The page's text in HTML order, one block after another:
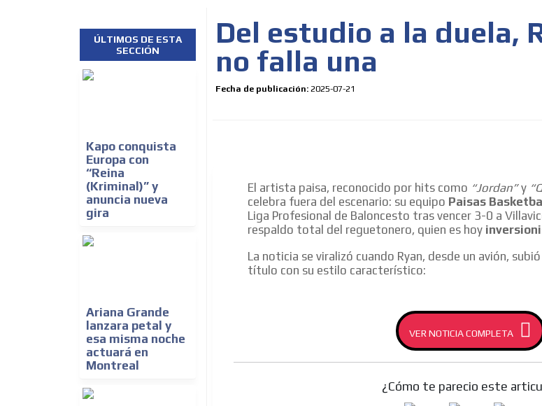
ÚLTIMOS DE ESTA
SECCIÓN
Kapo conquista
Europa con
“Reina
(Kriminal)” y
anuncia nueva
gira
Ariana Grande
lanzara petal y
esa misma noche
actuará en
Montreal
Del estudio a la duela,
no falla una
Fecha de publicación: 2025-07-21
El artista paisa, reconocido por hits como “Jordan”y
celebra fuera del escenario: su equipo Paisas Basketball
Liga Profesional de Baloncesto tras vencer 3-0 a
respaldo total del reguetonero, quien es hoy
La noticia se viralizó cuando Ryan, desde un avión,
título con su estilo característico:
VER NOTICIA COMPLETA
¿Cómo te parecio este